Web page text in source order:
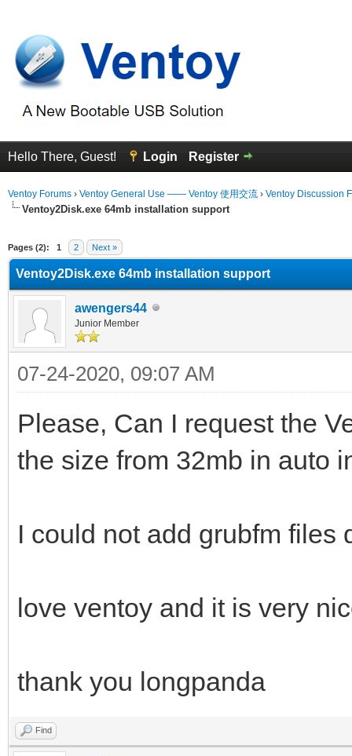
Hello There, Guest! Login Register
Ventoy Forums › Ventoy General Use —— Ventoy 使用交流 › Ventoy Discussion
Ventoy2Disk.exe 64mb installation support
Pages (2): 1 2 Next »
Ventoy2Disk.exe 64mb installation support
awengers44
Junior Member
07-24-2020, 09:07 AM
Please, Can I request the
the size from 32mb in auto
I could not add grubfm files
love ventoy and it is very
thank you longpanda
Find